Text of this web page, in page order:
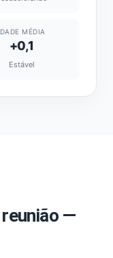
MÉDIA
+0,1
Estável
reunião —